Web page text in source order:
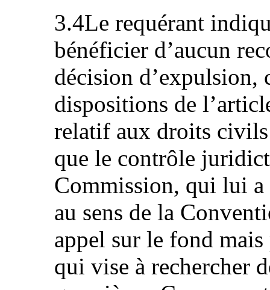
3.4Le requérant
bénéficier d’aucun
décision d’expulsion,
dispositions de
relatif aux droits
que le contrôle
Commission, qui lui a
au sens de la
appel sur le fond
qui vise à rechercher